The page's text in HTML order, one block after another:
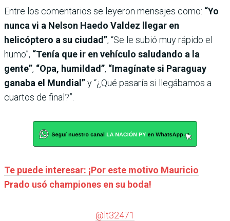
Entre los comentarios se leyeron mensajes como: “Yo
nunca vi a Nelson Haedo Valdez llegar en
helicóptero a su ciudad”, “Se le subió muy rápido el
humo”, “Tenía que ir en vehículo saludando a la
gente”, “Opa, humildad”, “Imagínate si Paraguay
ganaba el Mundial”y “¿Qué pasaría si llegábamos a
cuartos de final?”.
Te puede interesar: ¡Por este motivo Mauricio
Prado usó championes en su boda!
@lt32471